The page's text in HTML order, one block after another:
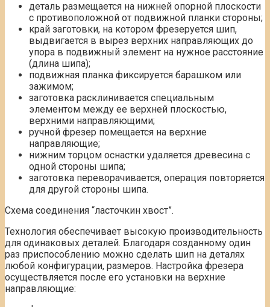
деталь размещается на нижней опорной плоскости
с противоположной от подвижной планки стороны;
край заготовки, на котором фрезеруется шип,
выдвигается в вырез верхних направляющих до
упора в подвижный элемент на нужное расстояние
(длина шипа);
подвижная планка фиксируется барашком или
зажимом;
заготовка расклинивается специальным
элементом между ее верхней плоскостью,
верхними направляющими;
ручной фрезер помещается на верхние
направляющие;
нижним торцом оснастки удаляется древесина с
одной стороны шипа;
заготовка переворачивается, операция повторяется
для другой стороны шипа.
Схема соединения “ласточкин хвост”.
Технология обеспечивает высокую производительность
для одинаковых деталей. Благодаря созданному один
раз приспособлению можно сделать шип на деталях
любой конфигурации, размеров. Настройка фрезера
осуществляется после его установки на верхние
направляющие: